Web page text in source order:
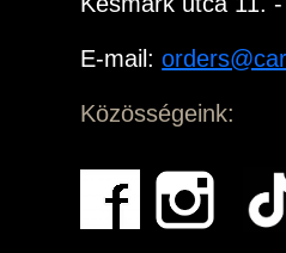
E-mail:
Közösségeink: